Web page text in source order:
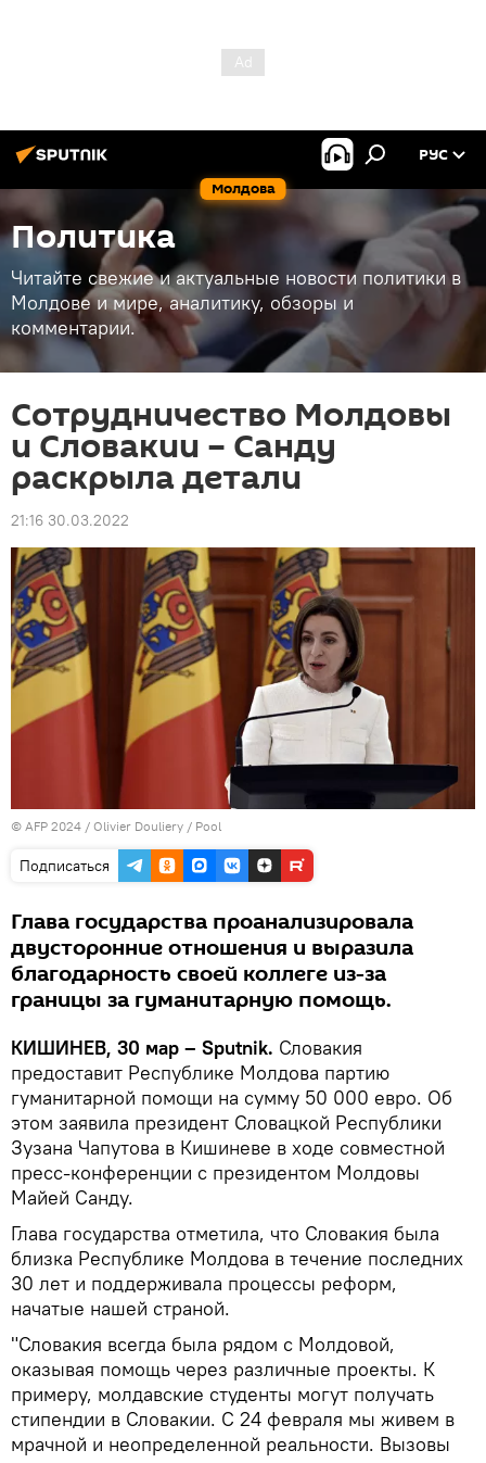
Молдова
РУС
Политика
Читайте свежие и актуальные новости политики в
Молдове и мире, аналитику, обзоры и
комментарии.
Сотрудничество Молдовы
и Словакии – Санду
раскрыла детали
21:16 30.03.2022
© AFP 2024 / Olivier Douliery / Pool
Подписаться
Глава государства проанализировала
двусторонние отношения и выразила
благодарность своей коллеге из-за
границы за гуманитарную помощь.
КИШИНЕВ, 30 мар – Sputnik. Словакия
предоставит Республике Молдова партию
гуманитарной помощи на сумму 50 000 евро. Об
этом заявила президент Словацкой Республики
Зузана Чапутова в Кишиневе в ходе совместной
пресс-конференции с президентом Молдовы
Майей Санду.
Глава государства отметила, что Словакия была
близка Республике Молдова в течение последних
30 лет и поддерживала процессы реформ,
начатые нашей страной.
"Словакия всегда была рядом с Молдовой,
оказывая помощь через различные проекты. К
примеру, молдавские студенты могут получать
стипендии в Словакии. С 24 февраля мы живем в
мрачной и неопределенной реальности. Вызовы